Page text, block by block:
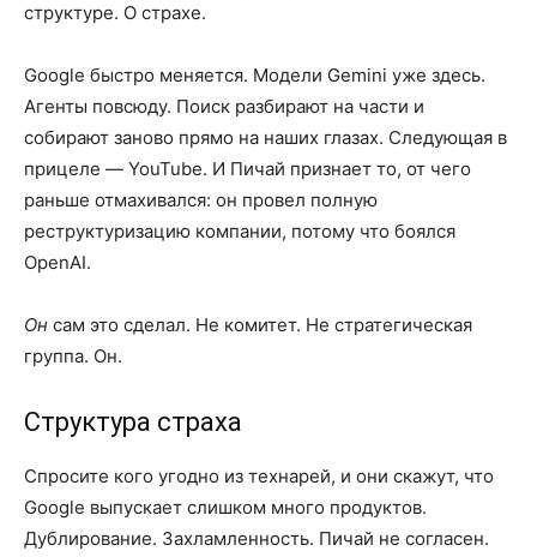
структуре. О страхе.
Google быстро меняется. Модели Gemini уже здесь.
Агенты повсюду. Поиск разбирают на части и
собирают заново прямо на наших глазах. Следующая в
прицеле — YouTube. И Пичай признает то, от чего
раньше отмахивался: он провел полную
реструктуризацию компании, потому что боялся
OpenAI.
Он сам это сделал. Не комитет. Не стратегическая
группа. Он.
Структура страха
Спросите кого угодно из технарей, и они скажут, что
Google выпускает слишком много продуктов.
Дублирование. Захламленность. Пичай не согласен.